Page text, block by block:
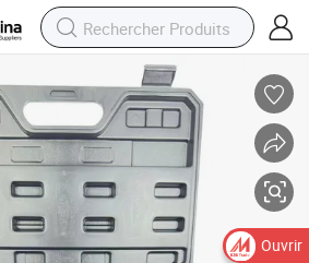
16-Piece pour percer des charnières,
Ouvrir